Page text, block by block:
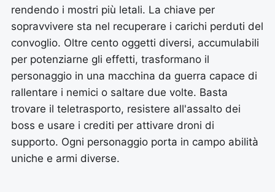
rendendo i mostri più letali. La chiave per
sopravvivere sta nel recuperare i carichi perduti del
convoglio. Oltre cento oggetti diversi, accumulabili
per potenziarne gli effetti, trasformano il
personaggio in una macchina da guerra capace di
rallentare i nemici o saltare due volte. Basta
trovare il teletrasporto, resistere all'assalto dei
boss e usare i crediti per attivare droni di
supporto. Ogni personaggio porta in campo abilità
uniche e armi diverse.